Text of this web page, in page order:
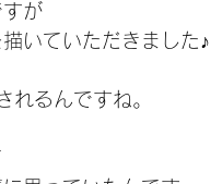
が
いていただきました♪
れるんですね。